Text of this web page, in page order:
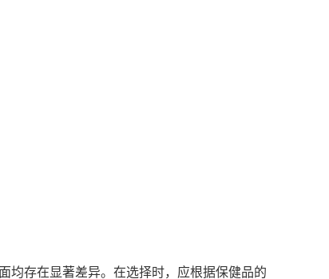
均存在显著差异。在选择时，应根据保健品的